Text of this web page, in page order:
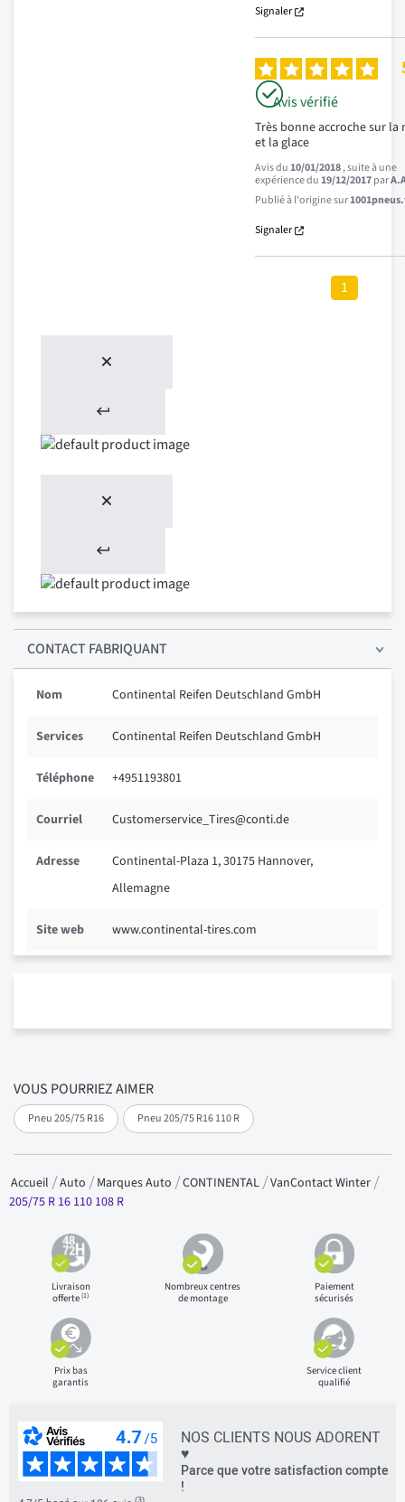
VOUS POURRIEZ AIMER
Pneu 205/75 R16 Pneu 205/75 R16 110 R
Signaler
Avis vérifié
Très bonne accroche sur la
et la glace
Avis du10/01/2018, suite à une
expérience du19/12/2017par
Publié à l'origine sur
Signaler
1
CONTACT FABRIQUANT
Nom Continental Reifen Deutschland GmbH
Services Continental Reifen Deutschland GmbH
Téléphone +4951193801
Courriel Customerservice_Tires@conti.de
Adresse
Continental-Plaza 1, 30175 Hannover,
Allemagne
Site web www.continental-tires.com
Accueil Auto Marques Auto CONTINENTAL VanContact Winter
205/75 R 16 110 108 R
Livraison
offerte(1)
Nombreux centres
de montage
Paiement
sécurisés
Prix bas
garantis
Service client
qualifié
NOS CLIENTS NOUS ADORENT
♥
Parce que votre satisfaction compte
!